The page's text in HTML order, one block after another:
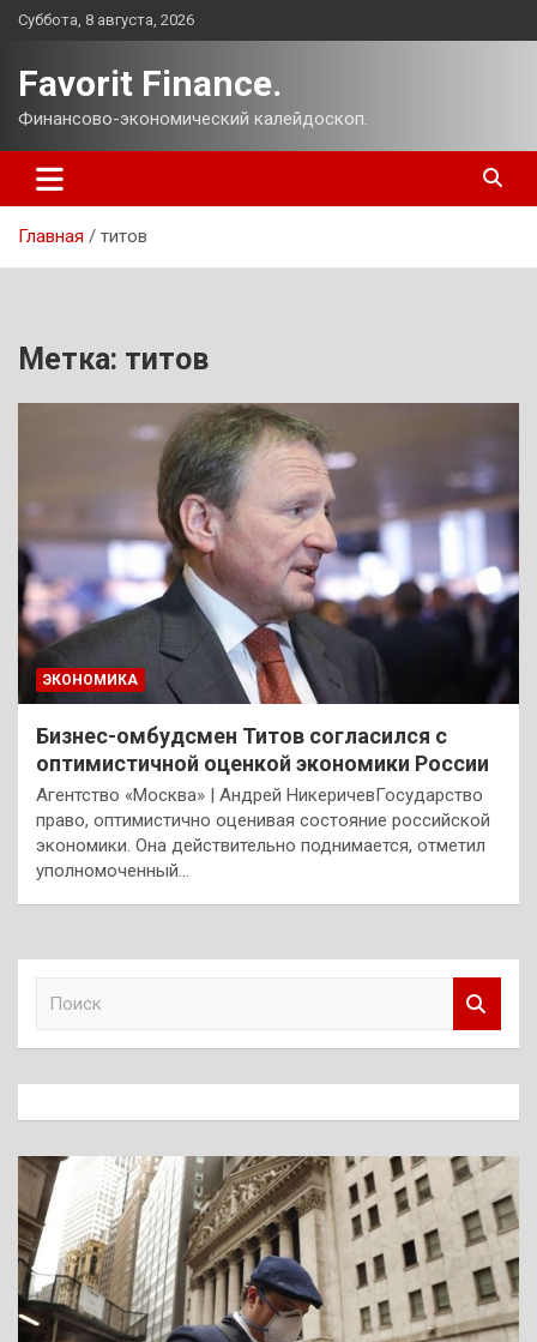
Перейти
Суббота, 8 августа, 2026
Favorit Finance.
Финансово-экономический калейдоскоп.
Главная титов
Метка: титов
ЭКОНОМИКА
Бизнес-омбудсмен Титов согласился с
оптимистичной оценкой экономики России
Агентство «Москва» | Андрей НикеричевГосударство
право, оптимистично оценивая состояние российской
экономики. Она действительно поднимается, отметил
уполномоченный…
к